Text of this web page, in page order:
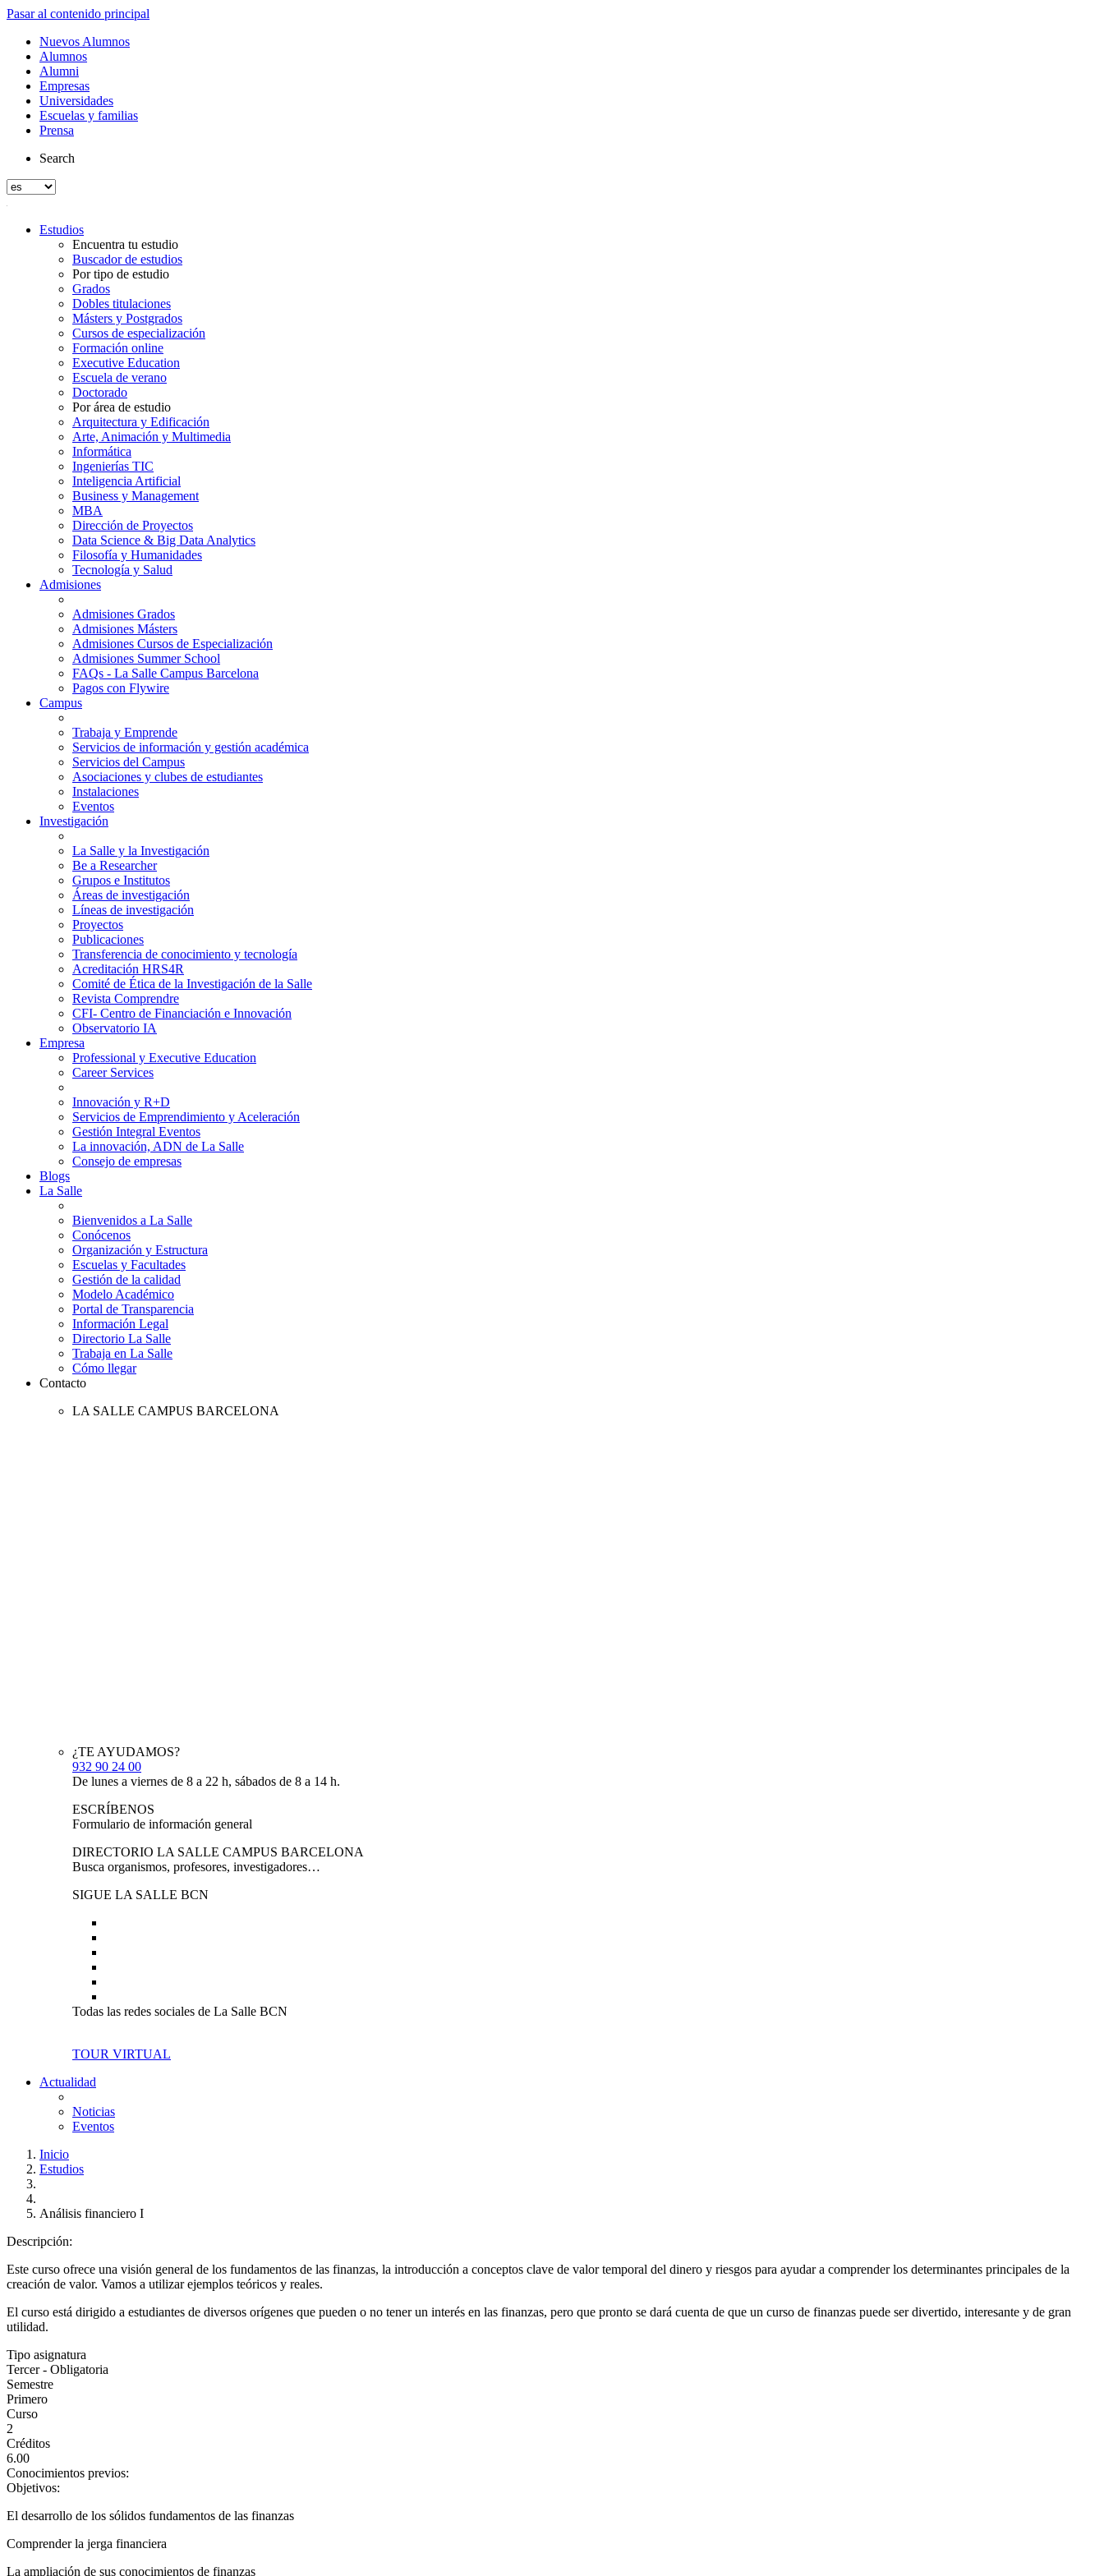
Pasar al contenido principal
Nuevos Alumnos
Alumnos
Alumni
Empresas
Universidades
Escuelas y familias
Prensa
Search
Estudios
Encuentra tu estudio
Buscador de estudios
Por tipo de estudio
Grados
Dobles titulaciones
Másters y Postgrados
Cursos de especialización
Formación online
Executive Education
Escuela de verano
Doctorado
Por área de estudio
Arquitectura y Edificación
Arte, Animación y Multimedia
Informática
Ingenierías TIC
Inteligencia Artificial
Business y Management
MBA
Dirección de Proyectos
Data Science & Big Data Analytics
Filosofía y Humanidades
Tecnología y Salud
Admisiones
Admisiones Grados
Admisiones Másters
Admisiones Cursos de Especialización
Admisiones Summer School
FAQs - La Salle Campus Barcelona
Pagos con Flywire
Campus
Trabaja y Emprende
Servicios de información y gestión académica
Servicios del Campus
Asociaciones y clubes de estudiantes
Instalaciones
Eventos
Investigación
La Salle y la Investigación
Be a Researcher
Grupos e Institutos
Áreas de investigación
Líneas de investigación
Proyectos
Publicaciones
Transferencia de conocimiento y tecnología
Acreditación HRS4R
Comité de Ética de la Investigación de la Salle
Revista Comprendre
CFI- Centro de Financiación e Innovación
Observatorio IA
Empresa
Professional y Executive Education
Career Services
Innovación y R+D
Servicios de Emprendimiento y Aceleración
Gestión Integral Eventos
La innovación, ADN de La Salle
Consejo de empresas
Blogs
La Salle
Bienvenidos a La Salle
Conócenos
Organización y Estructura
Escuelas y Facultades
Gestión de la calidad
Modelo Académico
Portal de Transparencia
Información Legal
Directorio La Salle
Trabaja en La Salle
Cómo llegar
Contacto
LA SALLE CAMPUS BARCELONA
¿TE AYUDAMOS?
932 90 24 00
De lunes a viernes de 8 a 22 h, sábados de 8 a 14 h.
ESCRÍBENOS
Formulario de información general
DIRECTORIO LA SALLE CAMPUS BARCELONA
Busca organismos, profesores, investigadores…
SIGUE LA SALLE BCN
Todas las redes sociales de La Salle BCN
TOUR VIRTUAL
Actualidad
Noticias
Eventos
Inicio
Estudios
Análisis financiero I
Descripción:
Este curso ofrece una visión general de los fundamentos de las finanzas, la introducción a conceptos clave de valor temporal del dinero y riesgos para ayudar a comprender los determinantes principales de la
creación de valor. Vamos a utilizar ejemplos teóricos y reales.
El curso está dirigido a estudiantes de diversos orígenes que pueden o no tener un interés en las finanzas, pero que pronto se dará cuenta de que un curso de finanzas puede ser divertido, interesante y de gran
utilidad.
Tipo asignatura
Tercer - Obligatoria
Semestre
Primero
Curso
2
Créditos
6.00
Conocimientos previos:
Objetivos:
El desarrollo de los sólidos fundamentos de las finanzas
Comprender la jerga financiera
La ampliación de sus conocimientos de finanzas